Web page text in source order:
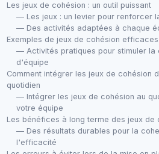
Les jeux de cohésion : un outil puissant
— Les jeux : un levier pour renforcer
— Des activités adaptées à chaque
Exemples de jeux de cohésion efficaces
— Activités pratiques pour stimuler la
d'équipe
Comment intégrer les jeux de cohésion
quotidien
— Intégrer les jeux de cohésion au
votre équipe
Les bénéfices à long terme des jeux de
— Des résultats durables pour la
l'efficacité